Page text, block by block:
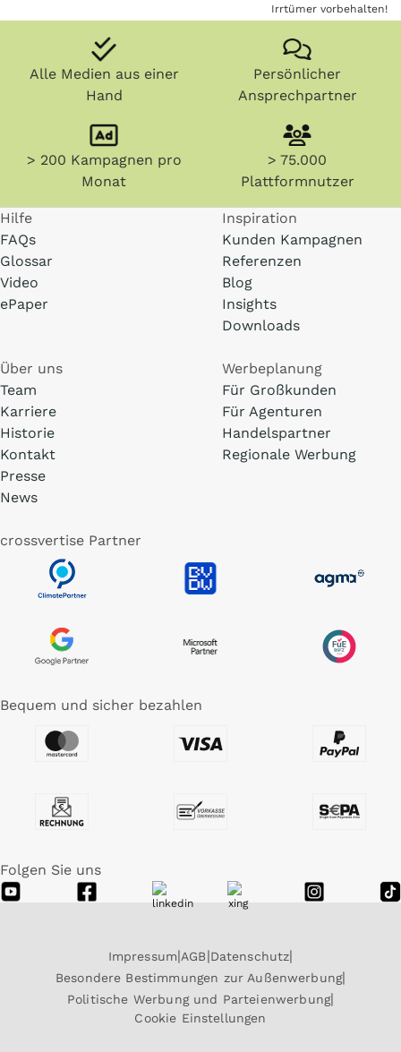
Irrtümer vorbehalten!
Alle Medien aus einer
Hand
Persönlicher
Ansprechpartner
> 200 Kampagnen pro
Monat
> 75.000
Plattformnutzer
Hilfe
FAQs
Glossar
Video
ePaper
Inspiration
Kunden Kampagnen
Referenzen
Blog
Insights
Downloads
Über uns
Team
Karriere
Historie
Kontakt
Presse
News
Werbeplanung
Für Großkunden
Für Agenturen
Handelspartner
Regionale Werbung
crossvertise Partner
Bequem und sicher bezahlen
Folgen Sie uns
Impressum AGB Datenschutz
Besondere Bestimmungen zur Außenwerbung
Politische Werbung und Parteienwerbung
Cookie Einstellungen